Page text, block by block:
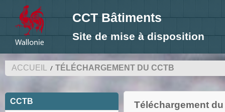
CCT Bâtiments
Site de mise à disposition
ACCUEIL TÉLÉCHARGEMENT DU CCTB
CCTB
Téléchargement du